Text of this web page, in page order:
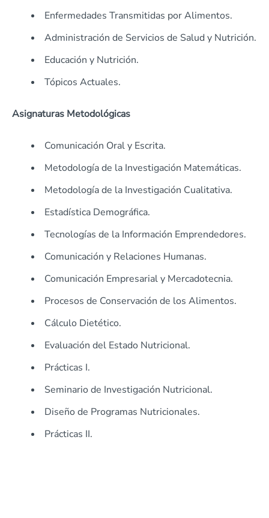
Enfermedades Transmitidas por Alimentos.
Administración de Servicios de Salud y Nutrición.
Educación y Nutrición.
Tópicos Actuales.
Asignaturas Metodológicas
Comunicación Oral y Escrita.
Metodología de la Investigación Matemáticas.
Metodología de la Investigación Cualitativa.
Estadística Demográfica.
Tecnologías de la Información Emprendedores.
Comunicación y Relaciones Humanas.
Comunicación Empresarial y Mercadotecnia.
Procesos de Conservación de los Alimentos.
Cálculo Dietético.
Evaluación del Estado Nutricional.
Prácticas I.
Seminario de Investigación Nutricional.
Diseño de Programas Nutricionales.
Prácticas II.